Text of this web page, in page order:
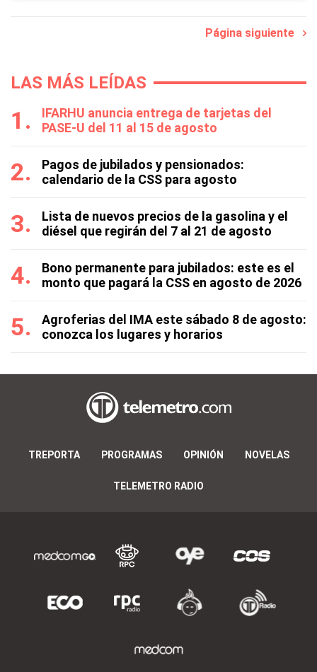
Página siguiente
LAS MÁS LEÍDAS
IFARHU anuncia entrega de tarjetas del
PASE-U del 11 al 15 de agosto
Pagos de jubilados y pensionados:
calendario de la CSS para agosto
Lista de nuevos precios de la gasolina y el
diésel que regirán del 7 al 21 de agosto
Bono permanente para jubilados: este es el
monto que pagará la CSS en agosto de 2026
Agroferias del IMA este sábado 8 de agosto:
conozca los lugares y horarios
TREPORTA PROGRAMAS OPINIÓN NOVELAS
TELEMETRO RADIO